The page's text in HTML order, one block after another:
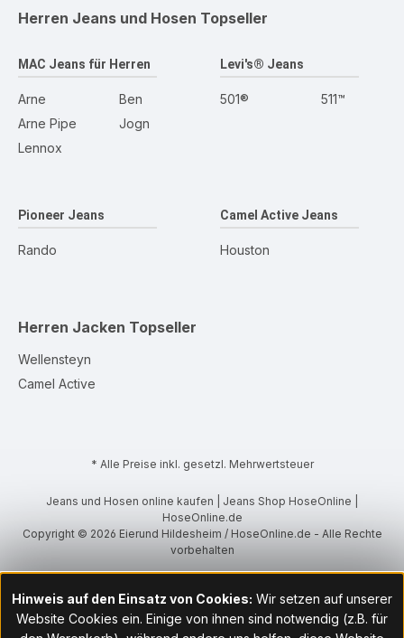
Herren Jeans und Hosen Topseller
MAC Jeans für Herren
Arne
Arne Pipe
Lennox
Ben
Jogn
Levi's® Jeans
501® 511™
Pioneer Jeans
Rando
Camel Active Jeans
Houston
Herren Jacken Topseller
Wellensteyn
Camel Active
* Alle Preise inkl. gesetzl. Mehrwertsteuer
Jeans und Hosen online kaufen | Jeans Shop HoseOnline |
HoseOnline.de
Copyright © 2026 Eierund Hildesheim / HoseOnline.de - Alle Rechte
vorbehalten
Hinweis auf den Einsatz von Cookies: Wir setzen auf unserer
Website Cookies ein. Einige von ihnen sind notwendig (z.B. für